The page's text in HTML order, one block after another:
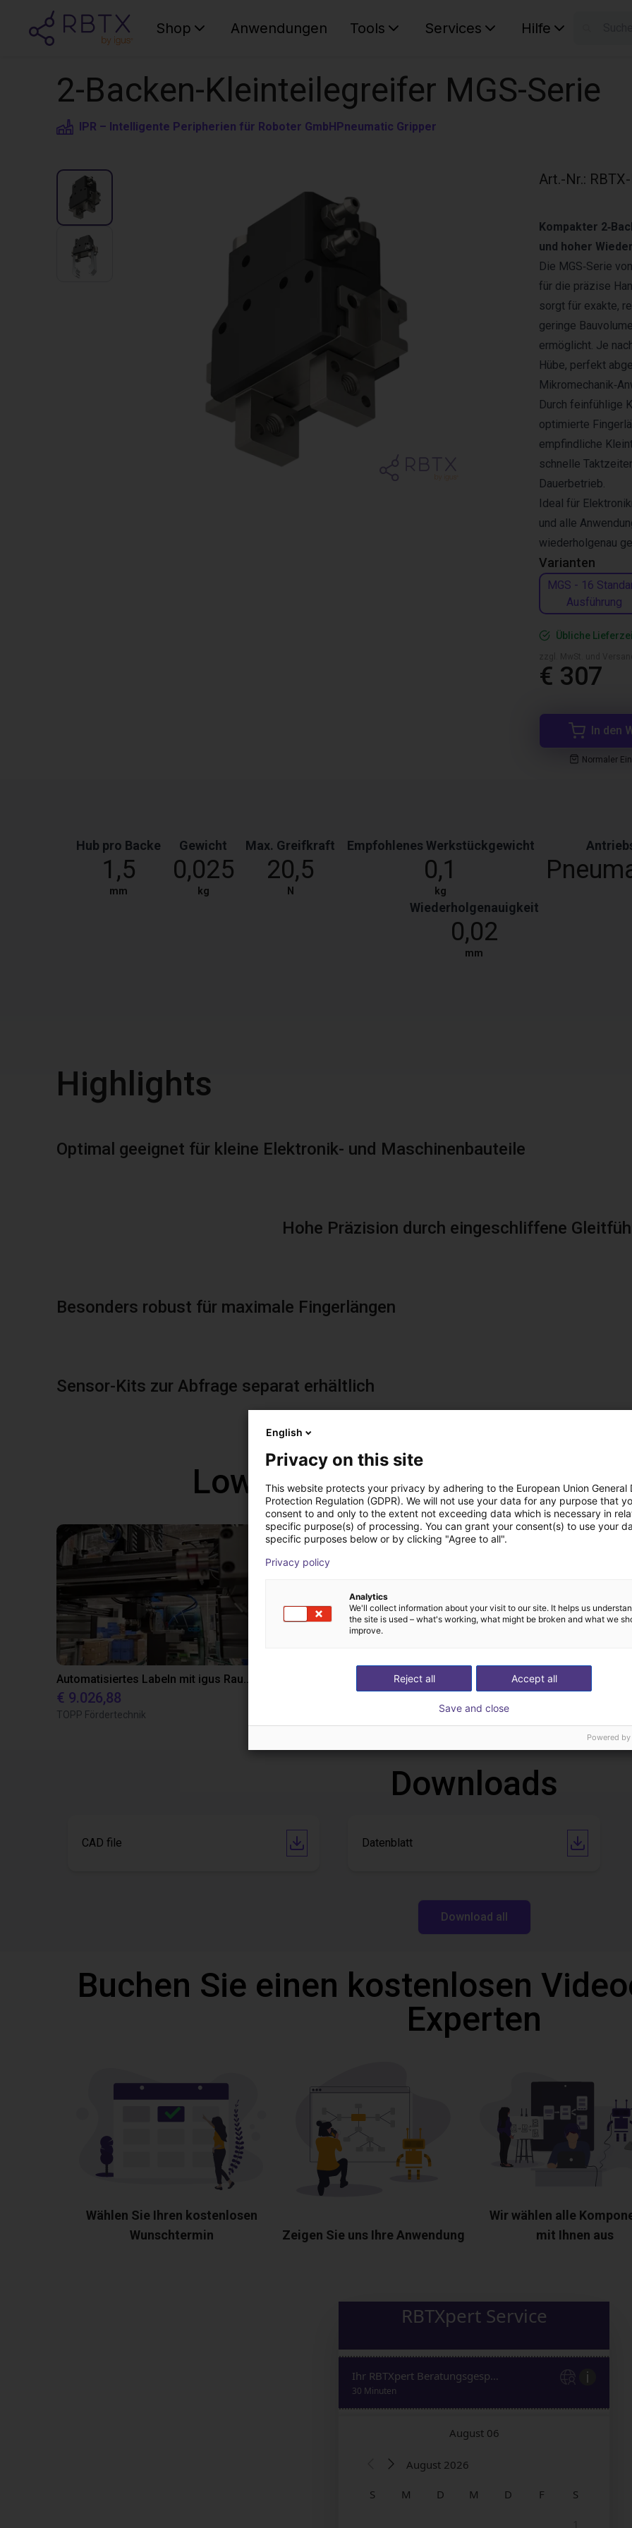
Shop Anwendungen Tools Services Hilfe
2-Backen-Kleinteilegreifer MGS-Serie
IPR – Intelligente Peripherien für Roboter GmbHPneumatic Gripper
Art.-Nr.:
Varianten
MGS - 16
Ausführung
Kompakter
und hoher
Die MGS‑Serie
für die präzise
sorgt für exakte,
geringe
ermöglicht. Je
Hübe, perfekt
Durch feinfühlige
optimierte
empfindliche
schnelle
Dauerbetrieb.
Ideal für
und alle
wiederholgenau
Übliche
€ 307
In den
Normaler
Hub pro Backe
1,5
mm
Gewicht
0,025
kg
Max. Greifkraft
20,5
N
Empfohlenes Werkstückgewicht
0,1
kg
Wiederholgenauigkeit
0,02
mm
Highlights
Optimal geeignet für kleine Elektronik- und Maschinenbauteile
Hohe Präzision durch eingeschliffene
Besonders robust für maximale Fingerlängen
Sensor-Kits zur Abfrage separat erhältlich
Low Cost Lösungen erstellt
Automatisiertes Labeln mit igus Raumpotal Roboter
€ 9.026,88
TOPP Fördertechnik
Auftragen von Klebstoff auf Öfen
Igus do brasil
Downloads
CAD file Datenblatt
Download all
Buchen Sie einen kostenlosen
Experten
Wählen Sie Ihren kostenlosen
Wunschtermin
Zeigen Sie uns Ihre Anwendung
Wir wählen alle
mit Ihnen aus
English
Privacy on this site
This website protects your privacy by adhering to the European Union General
Protection Regulation (GDPR). We will not use your data for any purpose that
consent to and only to the extent not exceeding data which is necessary in
specific purpose(s) of processing. You can grant your consent(s) to use your
specific purposes below or by clicking "Agree to all".
Privacy policy
Analytics
We'll collect information about your visit to our site. It helps us
the site is used – what's working, what might be broken and what we
improve.
Accept all
Reject all
Save and close
Powered by